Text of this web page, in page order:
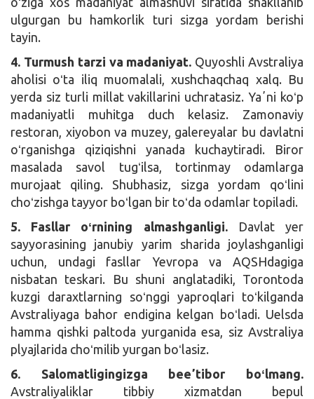
ulgurgan bu hamkorlik turi sizga yordam berishi
tayin.
4. Turmush tarzi va madaniyat. Quyoshli Avstraliya
aholisi oʻta iliq muomalali, xushchaqchaq xalq. Bu
yerda siz turli millat vakillarini uchratasiz. Yaʼni koʻp
madaniyatli muhitga duch kelasiz. Zamonaviy
restoran, xiyobon va muzey, galereyalar bu davlatni
oʻrganishga qiziqishni yanada kuchaytiradi. Biror
masalada savol tugʻilsa, tortinmay odamlarga
murojaat qiling. Shubhasiz, sizga yordam qoʻlini
choʻzishga tayyor boʻlgan bir toʻda odamlar topiladi.
5. Fasllar oʻrnining almashganligi.
Davlat yer
sayyorasining janubiy yarim sharida joylashganligi
uchun, undagi fasllar Yevropa va AQSHdagiga
nisbatan teskari. Bu shuni anglatadiki, Torontoda
kuzgi daraxtlarning soʻnggi yaproqlari toʻkilganda
Avstraliyaga bahor endigina kelgan boʻladi. Uelsda
hamma qishki paltoda yurganida esa, siz Avstraliya
plyajlarida choʻmilib yurgan boʻlasiz.
6. Salomatligingizga beeʼtibor boʻlmang.
Avstraliyaliklar tibbiy xizmatdan bepul